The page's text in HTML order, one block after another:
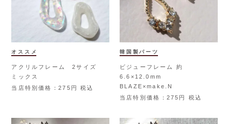
オススメ
アクリルフレーム 2サイズ
ミックス
当店特別価格
275 税込
韓国製パーツ
ビジューフレーム 約
6.6×12.0mm
BLAZE×make.N
当店特別価格
275 税込